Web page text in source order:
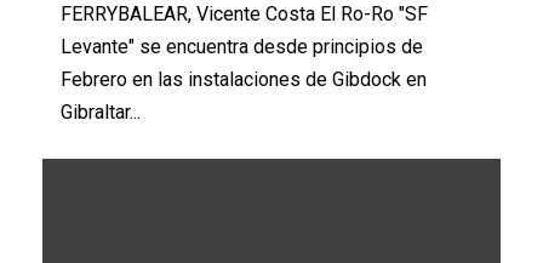
FERRYBALEAR, Vicente Costa El Ro-Ro "SF
Levante" se encuentra desde principios de
Febrero en las instalaciones de Gibdock en
Gibraltar...